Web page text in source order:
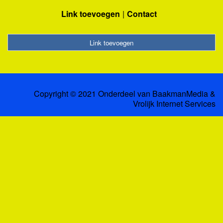
Link toevoegen Contact
Link toevoegen
Copyright © 2021 Onderdeel van BaakmanMedia&
Vrolijk Internet Services